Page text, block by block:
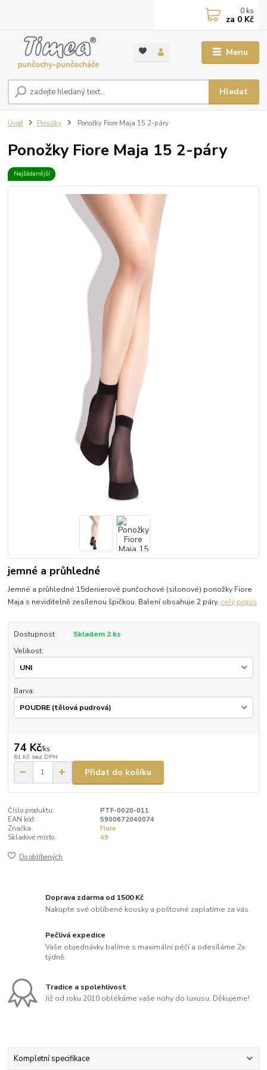
Menu
Hledat
0 ks
za 0 Kč
Úvod Ponožky Ponožky Fiore Maja 15 2-páry
Ponožky Fiore Maja 15 2-páry
Nejžádanější
jemné a průhledné
Jemné a průhledné 15denierové punčochové (silonové) ponožky Fiore
Maja s neviditelně zesílenou špičkou. Balení obsahuje 2 páry. celý popis
Dostupnost
Skladem 2 ks
Velikost:
Barva:
74 Kč/ks
61 Kč bez DPH
Přidat do košíku
Číslo produktu:
PTF-0020-011
EAN kód:
5900672040074
Značka:
Fiore
Skladové místo:
49
Do oblíbených
Doprava zdarma od 1500 Kč
Nakupte své oblíbené kousky a poštovné zaplatíme za vás.
Pečlivá expedice
Vaše objednávky balíme s maximální péčí a odesíláme 2x
týdně.
Tradice a spolehlivost
Již od roku 2010 oblékáme vaše nohy do luxusu. Děkujeme!
Kompletní specifikace